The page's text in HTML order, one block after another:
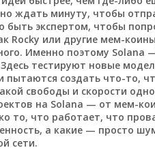
ждать минуту, чтобы
быть экспертом, чтобы
Rocky или другие мем-
Именно поэтому Solana
тестируют новые
создать что-то,
свободы и скорости
на Solana — от мем-
то, что работает, что
а какие — просто
сети.